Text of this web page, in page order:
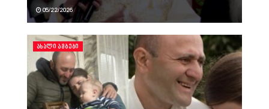
05/22/2026
ᲐᲮᲐᲚᲘ ᲐᲛᲑᲔᲑᲘ